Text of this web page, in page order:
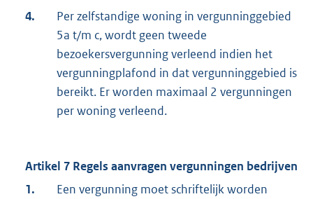
4.
Per zelfstandige woning in vergunninggebied
5a t/m c, wordt geen tweede
bezoekersvergunning verleend indien het
vergunningplafond in dat vergunninggebied is
bereikt. Er worden maximaal 2 vergunningen
per woning verleend.
Artikel 7 Regels aanvragen vergunningen bedrijven
1.
Een vergunning moet schriftelijk worden